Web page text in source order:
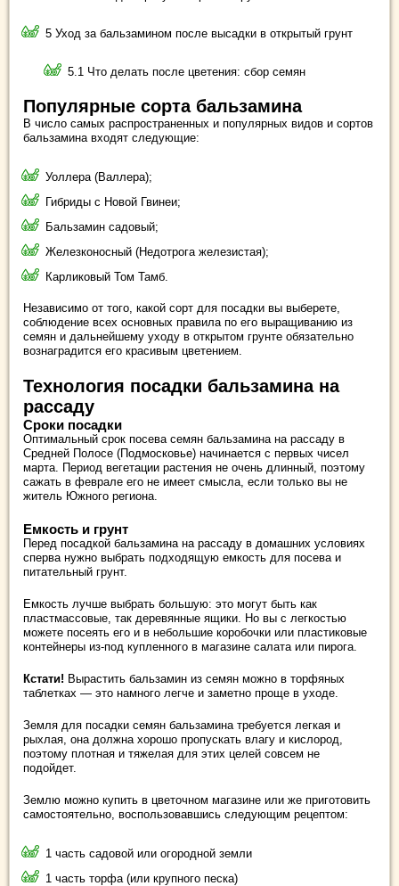
5 Уход за бальзамином после высадки в открытый грунт
5.1 Что делать после цветения: сбор семян
Популярные сорта бальзамина
В число самых распространенных и популярных видов и сортов
бальзамина входят следующие:
Уоллера (Валлера);
Гибриды с Новой Гвинеи;
Бальзамин садовый;
Железконосный (Недотрога железистая);
Карликовый Том Тамб.
Независимо от того, какой сорт для посадки вы выберете,
соблюдение всех основных правила по его выращиванию из
семян и дальнейшему уходу в открытом грунте обязательно
вознаградится его красивым цветением.
Технология посадки бальзамина на
рассаду
Сроки посадки
Оптимальный срок посева семян бальзамина на рассаду в
Средней Полосе (Подмосковье) начинается с первых чисел
марта. Период вегетации растения не очень длинный, поэтому
сажать в феврале его не имеет смысла, если только вы не
житель Южного региона.
Емкость и грунт
Перед посадкой бальзамина на рассаду в домашних условиях
сперва нужно выбрать подходящую емкость для посева и
питательный грунт.
Емкость лучше выбрать большую: это могут быть как
пластмассовые, так деревянные ящики. Но вы с легкостью
можете посеять его и в небольшие коробочки или пластиковые
контейнеры из-под купленного в магазине салата или пирога.
Кстати! Вырастить бальзамин из семян можно в торфяных
таблетках — это намного легче и заметно проще в уходе.
Земля для посадки семян бальзамина требуется легкая и
рыхлая, она должна хорошо пропускать влагу и кислород,
поэтому плотная и тяжелая для этих целей совсем не
подойдет.
Землю можно купить в цветочном магазине или же приготовить
самостоятельно, воспользовавшись следующим рецептом:
1 часть садовой или огородной земли
1 часть торфа (или крупного песка)